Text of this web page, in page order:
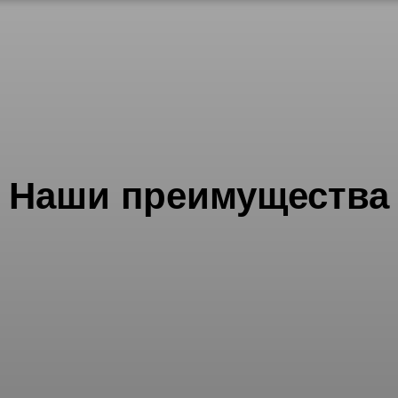
Наши преимущества